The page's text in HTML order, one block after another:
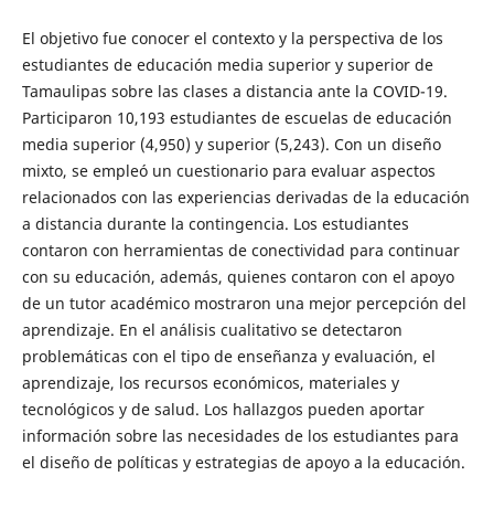
El objetivo fue conocer el contexto y la perspectiva de los
estudiantes de educación media superior y superior de
Tamaulipas sobre las clases a distancia ante la COVID-19.
Participaron 10,193 estudiantes de escuelas de educación
media superior (4,950) y superior (5,243). Con un diseño
mixto, se empleó un cuestionario para evaluar aspectos
relacionados con las experiencias derivadas de la educación
a distancia durante la contingencia. Los estudiantes
contaron con herramientas de conectividad para continuar
con su educación, además, quienes contaron con el apoyo
de un tutor académico mostraron una mejor percepción del
aprendizaje. En el análisis cualitativo se detectaron
problemáticas con el tipo de enseñanza y evaluación, el
aprendizaje, los recursos económicos, materiales y
tecnológicos y de salud. Los hallazgos pueden aportar
información sobre las necesidades de los estudiantes para
el diseño de políticas y estrategias de apoyo a la educación.